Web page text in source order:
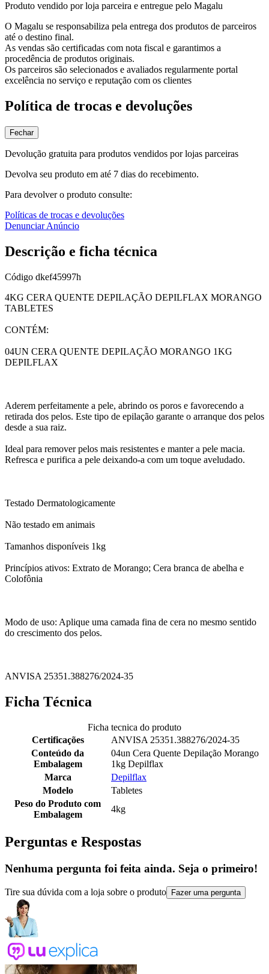
Produto vendido por loja parceira e entregue pelo Magalu
O Magalu se responsabiliza pela entrega dos produtos de parceiros
até o destino final.
As vendas são certificadas com nota fiscal e garantimos a
procedência de produtos originais.
Os parceiros são selecionados e avaliados regularmente portal
excelência no serviço e reputação com os clientes
Política de trocas e devoluções
Fechar
Devolução gratuita para produtos vendidos por lojas parceiras
Devolva seu produto em até 7 dias do recebimento.
Para devolver o produto consulte:
Políticas de trocas e devoluções
Denunciar Anúncio
Descrição e ficha técnica
Código dkef45997h
4KG CERA QUENTE DEPILAÇÃO DEPILFLAX MORANGO
TABLETES
CONTÉM:
04UN CERA QUENTE DEPILAÇÃO MORANGO 1KG
DEPILFLAX
Aderem perfeitamente a pele, abrindo os poros e favorecendo a
retirada dos pelos. Este tipo de epilação garante o arranque dos pelos
desde a sua raiz.
Ideal para remover pelos mais resistentes e manter a pele macia.
Refresca e purifica a pele deixando-a com um toque aveludado.
Testado Dermatologicamente
Não testado em animais
Tamanhos disponíveis 1kg
Princípios ativos: Extrato de Morango; Cera branca de abelha e
Colofônia
Modo de uso: Aplique uma camada fina de cera no mesmo sentido
do crescimento dos pelos.
ANVISA 25351.388276/2024-35
Ficha Técnica
Ficha tecnica do produto
Certificações
ANVISA 25351.388276/2024-35
Conteúdo da
Embalagem
04un Cera Quente Depilação Morango
1kg Depilflax
Marca
Depilflax
Modelo
Tabletes
Peso do Produto com
Embalagem
4kg
Perguntas e Respostas
Nenhuma pergunta foi feita ainda. Seja o primeiro!
Tire sua dúvida com a loja sobre o produto Fazer uma pergunta